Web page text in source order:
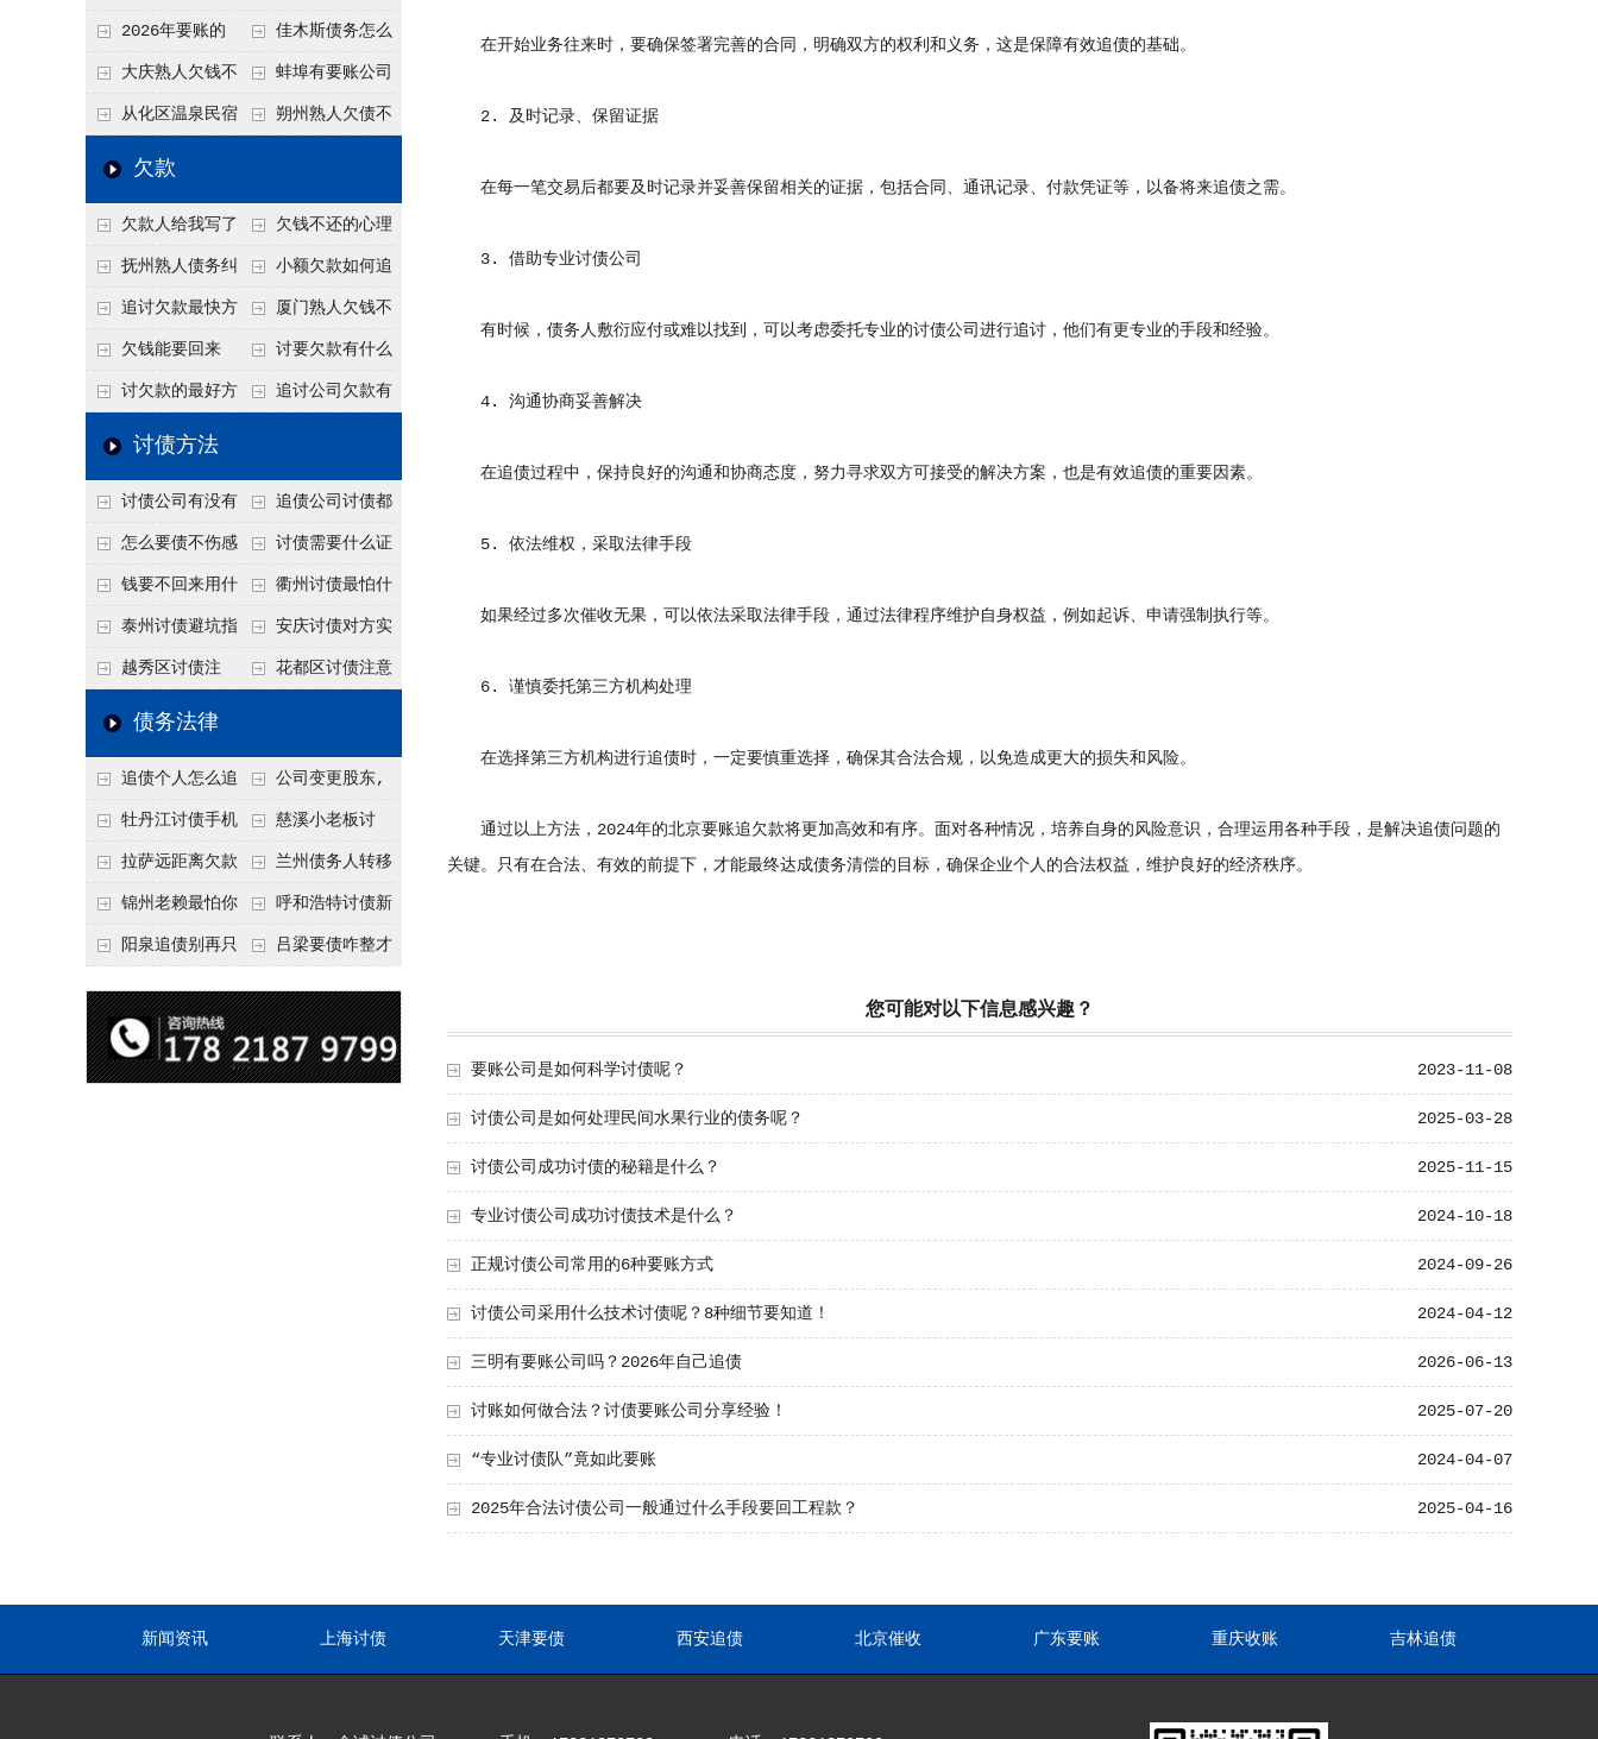
接？接案评估的标准
绝招,轻松搞定 么合法手段？2026年
最新追账方式总结！
2026年要账的
七个小方法
佳木斯债务怎么
追回呢？2026年成功
要账就用这2招
大庆熟人欠钱不
还躲猫猫？2026年这
个“诉前调解”成功率
蚌埠有要账公司
吗？2026年这3个方
从化区温泉民宿
老板借钱不还？2026
施压，立马主动结清
朔州熟人欠债不
死账变活
欠款
欠款人给我写了
还款计划书有用吗？
书面承诺的法律效力
欠钱不还的心理
是什么？读懂欠款人
的心态催收事半功倍
抚州熟人债务纠
纷咋办？这一招好开
口
小额欠款如何追
讨
追讨欠款最快方
法是什么？
厦门熟人欠钱不
还？2026年合法秘
籍！
欠钱能要回来
吗？
讨要欠款有什么
好办法
讨欠款的最好方 追讨公司欠款有
讨债方法
讨债公司有没有
行业协会？正规机构
的行业自律和认证
追债公司讨债都
有哪些手段
怎么要债不伤感
情？
讨债需要什么证
据
钱要不回来用什
么方法要回来
衢州讨债最怕什
么？2026年这两个关
键细节，做错就很难
泰州讨债避坑指
南：2026年这2个细
节不注意，钱很难要
安庆讨债对方实
在没钱咋办？
越秀区讨债注
意！没有借条只有微
把钱要回来
花都区讨债注意
节点”催收最有效
债务法律
追债个人怎么追
回呢？2026年最新绝
招选择！
公司变更股东,
变更前的债权债务谁
承担
牡丹江讨债手机
搞定：2026年线上立
案追债全流程，足不
出户
慈溪小老板讨
债，2026年这2个本
地行业协会出面，比
法院传票快
拉萨远距离欠款
对方在牧区联系不
上，2026年委托当地
兰州债务人转移
财产后申请破产，20
26年破产程序里还能
锦州老赖最怕你
懂这1条，2026
罪”详解，能判刑
呼和浩特讨债新
招：2026年用“律师
成本低见效快
阳泉追债别再只
类隐形财产（公积
金、保单）也能执行
吕梁要债咋整才
调解渠道，比找公司
强
在开始业务往来时，要确保签署完善的合同，明确双方的权利和义务，这是保障有效追债的基础。
2. 及时记录、保留证据
在每一笔交易后都要及时记录并妥善保留相关的证据，包括合同、通讯记录、付款凭证等，以备将来追债之需。
3. 借助专业讨债公司
有时候，债务人敷衍应付或难以找到，可以考虑委托专业的讨债公司进行追讨，他们有更专业的手段和经验。
4. 沟通协商妥善解决
在追债过程中，保持良好的沟通和协商态度，努力寻求双方可接受的解决方案，也是有效追债的重要因素。
5. 依法维权，采取法律手段
如果经过多次催收无果，可以依法采取法律手段，通过法律程序维护自身权益，例如起诉、申请强制执行等。
6. 谨慎委托第三方机构处理
在选择第三方机构进行追债时，一定要慎重选择，确保其合法合规，以免造成更大的损失和风险。
通过以上方法，2024年的北京要账追欠款将更加高效和有序。面对各种情况，培养自身的风险意识，合理运用各种手段，是解决追债问题的
关键。只有在合法、有效的前提下，才能最终达成债务清偿的目标，确保企业个人的合法权益，维护良好的经济秩序。
您可能对以下信息感兴趣？
2023-11-08
要账公司是如何科学讨债呢？
2025-03-28
讨债公司是如何处理民间水果行业的债务呢？
2025-11-15
讨债公司成功讨债的秘籍是什么？
2024-10-18
专业讨债公司成功讨债技术是什么？
2024-09-26
正规讨债公司常用的6种要账方式
2024-04-12
讨债公司采用什么技术讨债呢？8种细节要知道！
2026-06-13
三明有要账公司吗？2026年自己追债
2025-07-20
讨账如何做合法？讨债要账公司分享经验！
2024-04-07
“专业讨债队”竟如此要账
2025-04-16
2025年合法讨债公司一般通过什么手段要回工程款？
新闻资讯 上海讨债 天津要债 西安追债 北京催收 广东要账 重庆收账 吉林追债